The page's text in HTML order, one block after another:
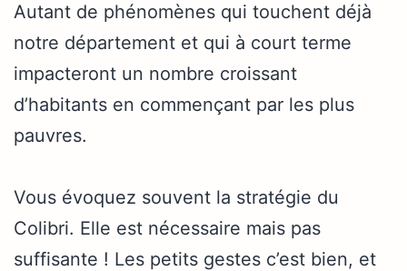
Autant de phénomènes qui touchent déjà
notre département et qui à court terme
impacteront un nombre croissant
d’habitants en commençant par les plus
pauvres.
Vous évoquez souvent la stratégie du
Colibri. Elle est nécessaire mais pas
suffisante ! Les petits gestes c’est bien, et